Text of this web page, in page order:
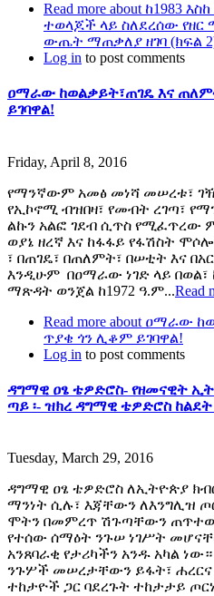
Read more about ከ1983
ተወላጆች ላይ ስለደረሰው
ውጤት ማጠቃለያ ዘገባ (ክፍል
Log in to post comments
ዐማራው ከወልቃይት፣ጠገዴ እና
ይገባዋል!
Friday, April 8, 2016
የማንኛውም አመፅ መነሻ መሠረቱ፣
የኢኮኖሚ ብዝበዛ፣ የመብት ረገጣ፣
ልኩን አልፎ ገደብ ሲጥስ የሚፈጥረው
ወያኔ ዘረኛ እና ከፋፋይ የፋሽስት
፣ በጠገዴ፣ በጠለምት፣ በሠቲት እና
እንዲሁም በዐማራው ነገድ ላይ በወል፣
ማጽዳት ወንጀል ከ1972 ዓ.ም...Read
Read more about ዐማራው
ጥያቄ ጎን ሊቆም ይገባዋል!
Log in to post comments
ዳግማዊ ዐፄ ቴዎድሮስ- የዘመናዊት
ጣይ ፡- ዝክረ ዳግማዊ ቴዎድሮስ
Tuesday, March 29, 2016
ዳግማዊ ዐፄ ቴዎድሮስ ለኢትዮጵያ
ማንነት ሲሉ፣ እጃቸውን ለእንግሊዝ
ሞትን በመምረጥ ሽጉጣቸውን
የተሰው ሰማዕት ንጉሠ ነገሥት
አንጸባራቂ የታሪካችን አንዱ አካል
ንጉሦች መሠረታቸውን ይፋት፣ ሐረርና
ተከታዮች ጋር ባደረጉት ተከታታይ